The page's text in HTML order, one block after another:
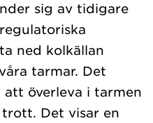
sig av tidigare
ned kolkällan
tarmar. Det
överleva i tarmen
Det visar en